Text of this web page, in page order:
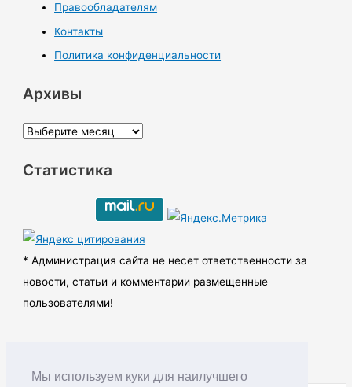
Мы используем куки для наилучшего
Правообладателям
Контакты
Политика конфиденциальности
Архивы
А
х
ы
Статистика
* Администрация сайта не несет ответственности за
новости, статьи и комментарии размещенные
пользователями!